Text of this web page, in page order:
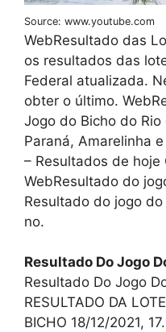
Source: www.youtube.com
WebResultado das
os resultados das
Federal atualizada.
obter o último.
Jogo do Bicho do
Paraná, Amarelinha
– Resultados de hoje
WebResultado do
Resultado do jogo
no.
Resultado Do Jogo
Resultado Do Jogo
RESULTADO DA
BICHO 18/12/2021,